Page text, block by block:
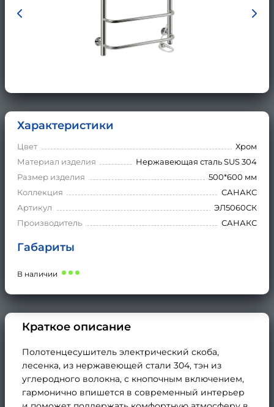
Характеристики
Цвет
Хром
Материал изделия
Нержавеющая сталь SUS 304
Размер изделия
500*600 мм
Коллекция
САНАКС
Артикул
ЭЛ5060СК
Производитель
САНАКС
Габариты
В наличии
Краткое описание
Полотенцесушитель электрический скоба,
лесенка, из нержавеющей стали 304, тэн из
углеродного волокна, с кнопочным включением,
гармонично впишется в современный интерьер